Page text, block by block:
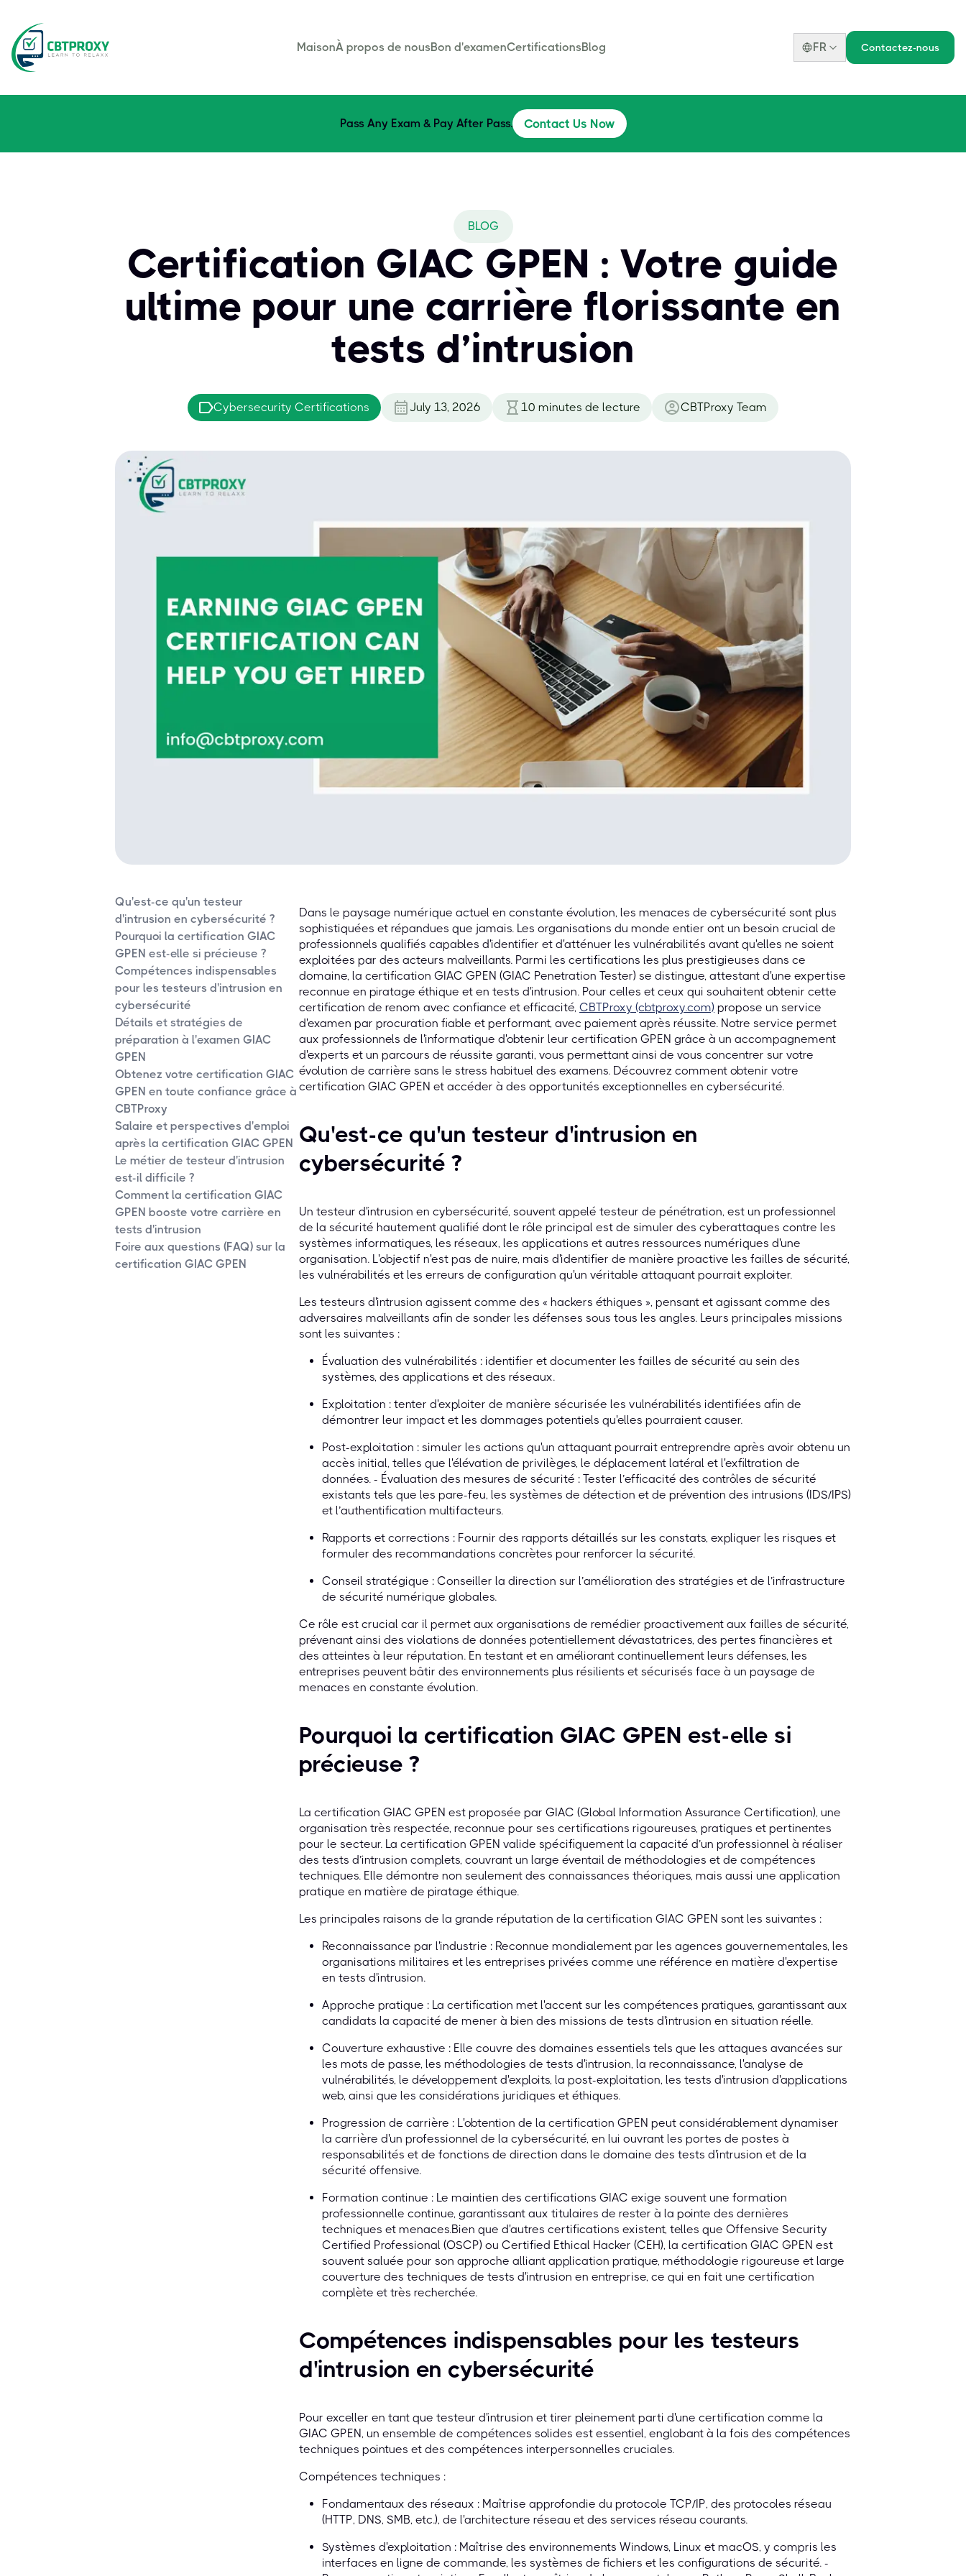
MaisonÀ propos de nousBon d'examenCertificationsBlog FR Contactez-nous
Pass Any Exam & Pay After Pass. Contact Us Now
BLOG
Certification GIAC GPEN : Votre guide
ultime pour une carrière florissante en
tests d’intrusion
Cybersecurity Certifications July 13, 2026 10 minutes de lecture CBTProxy Team
Qu'est-ce qu'un testeur
d'intrusion en cybersécurité ?
Pourquoi la certification GIAC
GPEN est-elle si précieuse ?
Compétences indispensables
pour les testeurs d'intrusion en
cybersécurité
Détails et stratégies de
préparation à l'examen GIAC
GPEN
Obtenez votre certification GIAC
GPEN en toute confiance grâce à
CBTProxy
Salaire et perspectives d'emploi
après la certification GIAC GPEN
Le métier de testeur d'intrusion
est-il difficile ?
Comment la certification GIAC
GPEN booste votre carrière en
tests d'intrusion
Foire aux questions (FAQ) sur la
certification GIAC GPEN
Dans le paysage numérique actuel en constante évolution, les menaces de cybersécurité sont plus
sophistiquées et répandues que jamais. Les organisations du monde entier ont un besoin crucial de
professionnels qualifiés capables d'identifier et d'atténuer les vulnérabilités avant qu'elles ne soient
exploitées par des acteurs malveillants. Parmi les certifications les plus prestigieuses dans ce
domaine, la certification GIAC GPEN (GIAC Penetration Tester) se distingue, attestant d'une expertise
reconnue en piratage éthique et en tests d'intrusion. Pour celles et ceux qui souhaitent obtenir cette
certification de renom avec confiance et efficacité, CBTProxy (cbtproxy.com) propose un service
d'examen par procuration fiable et performant, avec paiement après réussite. Notre service permet
aux professionnels de l'informatique d'obtenir leur certification GPEN grâce à un accompagnement
d'experts et un parcours de réussite garanti, vous permettant ainsi de vous concentrer sur votre
évolution de carrière sans le stress habituel des examens. Découvrez comment obtenir votre
certification GIAC GPEN et accéder à des opportunités exceptionnelles en cybersécurité.
Qu'est-ce qu'un testeur d'intrusion en
cybersécurité ?
Un testeur d'intrusion en cybersécurité, souvent appelé testeur de pénétration, est un professionnel
de la sécurité hautement qualifié dont le rôle principal est de simuler des cyberattaques contre les
systèmes informatiques, les réseaux, les applications et autres ressources numériques d'une
organisation. L'objectif n'est pas de nuire, mais d'identifier de manière proactive les failles de sécurité,
les vulnérabilités et les erreurs de configuration qu'un véritable attaquant pourrait exploiter.
Les testeurs d'intrusion agissent comme des « hackers éthiques », pensant et agissant comme des
adversaires malveillants afin de sonder les défenses sous tous les angles. Leurs principales missions
sont les suivantes :
Évaluation des vulnérabilités : identifier et documenter les failles de sécurité au sein des
systèmes, des applications et des réseaux.
Exploitation : tenter d'exploiter de manière sécurisée les vulnérabilités identifiées afin de
démontrer leur impact et les dommages potentiels qu'elles pourraient causer.
Post-exploitation : simuler les actions qu'un attaquant pourrait entreprendre après avoir obtenu un
accès initial, telles que l'élévation de privilèges, le déplacement latéral et l'exfiltration de
données. - Évaluation des mesures de sécurité : Tester l’efficacité des contrôles de sécurité
existants tels que les pare-feu, les systèmes de détection et de prévention des intrusions (IDS/IPS)
et l’authentification multifacteurs.
Rapports et corrections : Fournir des rapports détaillés sur les constats, expliquer les risques et
formuler des recommandations concrètes pour renforcer la sécurité.
Conseil stratégique : Conseiller la direction sur l’amélioration des stratégies et de l’infrastructure
de sécurité numérique globales.
Ce rôle est crucial car il permet aux organisations de remédier proactivement aux failles de sécurité,
prévenant ainsi des violations de données potentiellement dévastatrices, des pertes financières et
des atteintes à leur réputation. En testant et en améliorant continuellement leurs défenses, les
entreprises peuvent bâtir des environnements plus résilients et sécurisés face à un paysage de
menaces en constante évolution.
Pourquoi la certification GIAC GPEN est-elle si
précieuse ?
La certification GIAC GPEN est proposée par GIAC (Global Information Assurance Certification), une
organisation très respectée, reconnue pour ses certifications rigoureuses, pratiques et pertinentes
pour le secteur. La certification GPEN valide spécifiquement la capacité d’un professionnel à réaliser
des tests d’intrusion complets, couvrant un large éventail de méthodologies et de compétences
techniques. Elle démontre non seulement des connaissances théoriques, mais aussi une application
pratique en matière de piratage éthique.
Les principales raisons de la grande réputation de la certification GIAC GPEN sont les suivantes :
Reconnaissance par l'industrie : Reconnue mondialement par les agences gouvernementales, les
organisations militaires et les entreprises privées comme une référence en matière d'expertise
en tests d'intrusion.
Approche pratique : La certification met l'accent sur les compétences pratiques, garantissant aux
candidats la capacité de mener à bien des missions de tests d'intrusion en situation réelle.
Couverture exhaustive : Elle couvre des domaines essentiels tels que les attaques avancées sur
les mots de passe, les méthodologies de tests d'intrusion, la reconnaissance, l'analyse de
vulnérabilités, le développement d'exploits, la post-exploitation, les tests d'intrusion d'applications
web, ainsi que les considérations juridiques et éthiques.
Progression de carrière : L'obtention de la certification GPEN peut considérablement dynamiser
la carrière d'un professionnel de la cybersécurité, en lui ouvrant les portes de postes à
responsabilités et de fonctions de direction dans le domaine des tests d'intrusion et de la
sécurité offensive.
Formation continue : Le maintien des certifications GIAC exige souvent une formation
professionnelle continue, garantissant aux titulaires de rester à la pointe des dernières
techniques et menaces.Bien que d'autres certifications existent, telles que Offensive Security
Certified Professional (OSCP) ou Certified Ethical Hacker (CEH), la certification GIAC GPEN est
souvent saluée pour son approche alliant application pratique, méthodologie rigoureuse et large
couverture des techniques de tests d'intrusion en entreprise, ce qui en fait une certification
complète et très recherchée.
Compétences indispensables pour les testeurs
d'intrusion en cybersécurité
Pour exceller en tant que testeur d'intrusion et tirer pleinement parti d'une certification comme la
GIAC GPEN, un ensemble de compétences solides est essentiel, englobant à la fois des compétences
techniques pointues et des compétences interpersonnelles cruciales.
Compétences techniques :
Fondamentaux des réseaux : Maîtrise approfondie du protocole TCP/IP, des protocoles réseau
(HTTP, DNS, SMB, etc.), de l'architecture réseau et des services réseau courants.
Systèmes d'exploitation : Maîtrise des environnements Windows, Linux et macOS, y compris les
interfaces en ligne de commande, les systèmes de fichiers et les configurations de sécurité. -